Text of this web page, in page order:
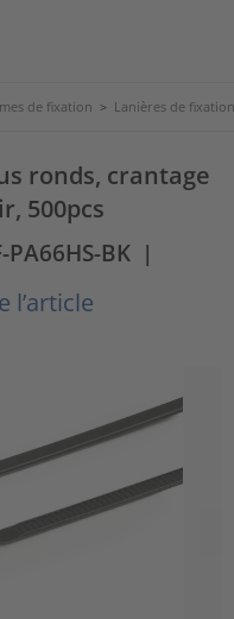
de fixation > Lanières de fixation
ronds, crantage
500pcs
PA66HS-BK |
l’article